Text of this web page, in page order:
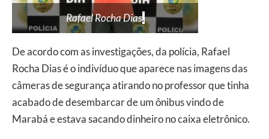
Rafael Rocha Dias.
De acordo com as investigações, da polícia, Rafael
Rocha Dias é o indivíduo que aparece nas imagens das
câmeras de segurança atirando no professor que tinha
acabado de desembarcar de um ônibus vindo de
Marabá e estava sacando dinheiro no caixa eletrônico.